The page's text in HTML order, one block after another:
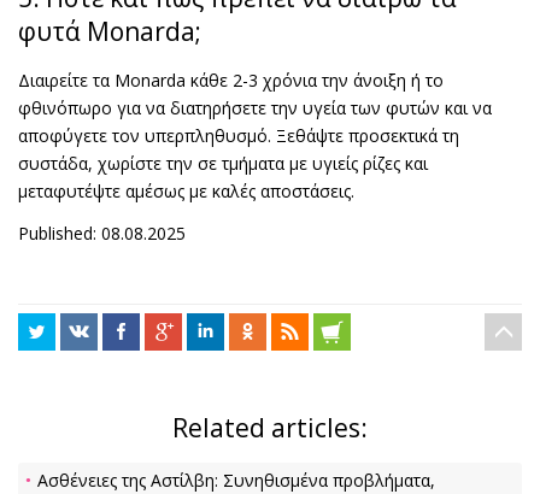
φυτά Monarda;
Διαιρείτε τα Monarda κάθε 2-3 χρόνια την άνοιξη ή το
φθινόπωρο για να διατηρήσετε την υγεία των φυτών και να
αποφύγετε τον υπερπληθυσμό. Ξεθάψτε προσεκτικά τη
συστάδα, χωρίστε την σε τμήματα με υγιείς ρίζες και
μεταφυτέψτε αμέσως με καλές αποστάσεις.
Published: 08.08.2025
Related articles:
Ασθένειες της Αστίλβη: Συνηθισμένα προβλήματα,